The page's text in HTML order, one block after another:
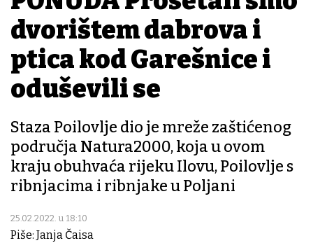
dvorištem dabrova i
ptica kod Garešnice i
oduševili se
Staza Poilovlje dio je mreže zaštićenog
područja Natura2000, koja u ovom
kraju obuhvaća rijeku Ilovu, Poilovlje s
ribnjacima i ribnjake u Poljani
25.02.2022. u 18:10
Piše: Janja Čaisa